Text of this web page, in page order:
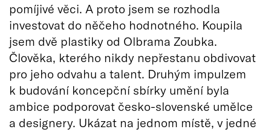
pomíjivé věci. A proto jsem se rozhodla
investovat do něčeho hodnotného. Koupila
jsem dvě plastiky od Olbrama Zoubka.
Člověka, kterého nikdy nepřestanu obdivovat
pro jeho odvahu a talent. Druhým impulzem
k budování koncepční sbírky umění byla
ambice podporovat česko-slovenské umělce
a designery. Ukázat na jednom místě, v jedné